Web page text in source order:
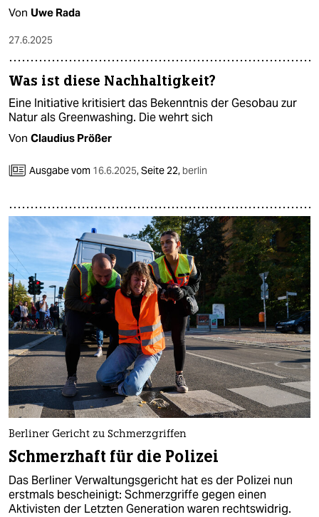
Von Uwe Rada
27.6.2025
Was ist diese Nachhaltigkeit?
Eine Initiative kritisiert das Bekenntnis der Gesobau zur
Natur als Greenwashing. Die wehrt sich
Von Claudius Prößer
Ausgabe vom 16.6.2025,Seite 22, berlin
Berliner Gericht zu Schmerzgriffen
Schmerzhaft für die Polizei
Das Berliner Verwaltungsgericht hat es der Polizei nun
erstmals bescheinigt: Schmerzgriffe gegen einen
Aktivisten der Letzten Generation waren rechtswidrig.